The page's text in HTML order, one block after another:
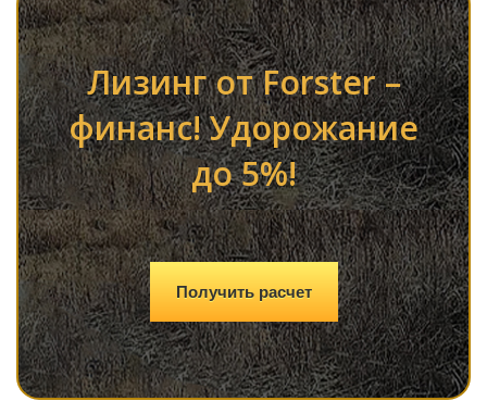
Лизинг от Forster –
финанс! Удорожание
до 5%!
Получить расчет